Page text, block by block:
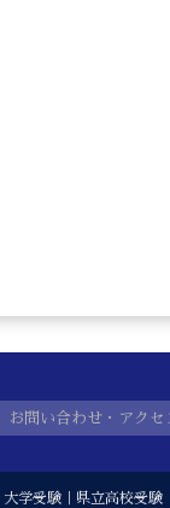
お問い合わせ・アクセ
学受験｜県立高校受験